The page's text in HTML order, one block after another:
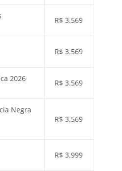
R$ 3.569
R$ 3.569
2026 R$ 3.569
Negra
R$ 3.569
R$ 3.999